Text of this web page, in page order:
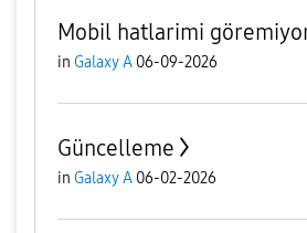
Mobil hatlarimi
in Galaxy A 06-09-2026
Güncelleme
in Galaxy A 06-02-2026